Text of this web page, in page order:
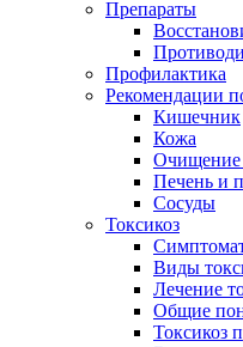
Препараты
Профилактика
Рекомендации
Кишечник
Кожа
Очищение
Печень и
Сосуды
Токсикоз
Виды
Лечение
Общие
Токсикоз